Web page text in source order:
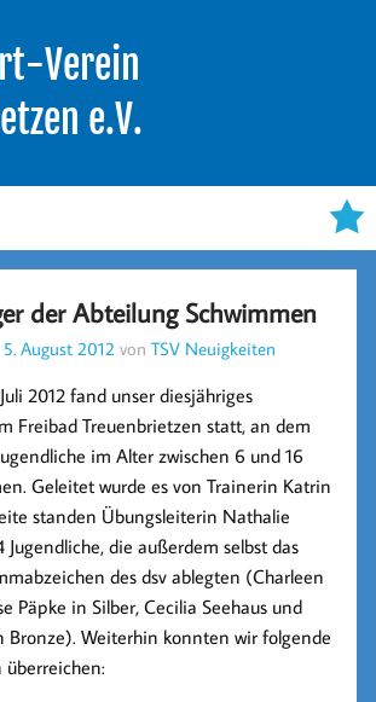
Verein
e.V.
der Abteilung Schwimmen
5. August 2012 vonTSV Neuigkeiten
2012 fand unser diesjähriges
Freibad Treuenbrietzen statt, an dem
im Alter zwischen 6 und 16
Geleitet wurde es von Trainerin Katrin
standen Übungsleiterin Nathalie
Jugendliche, die außerdem selbst das
des dsv ablegten (Charleen
Päpke in Silber, Cecilia Seehaus und
Bronze). Weiterhin konnten wir folgende
überreichen: